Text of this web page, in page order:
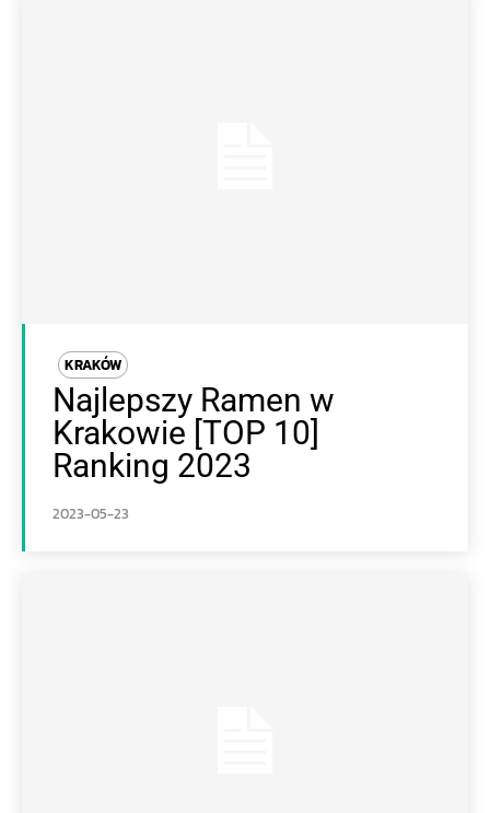
KRAKÓW
Najlepszy Ramen w
Krakowie [TOP 10]
Ranking 2023
2023-05-23